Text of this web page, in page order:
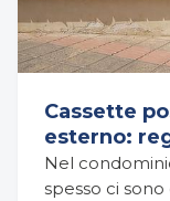
Cassette
esterno:
Nel
spesso ci